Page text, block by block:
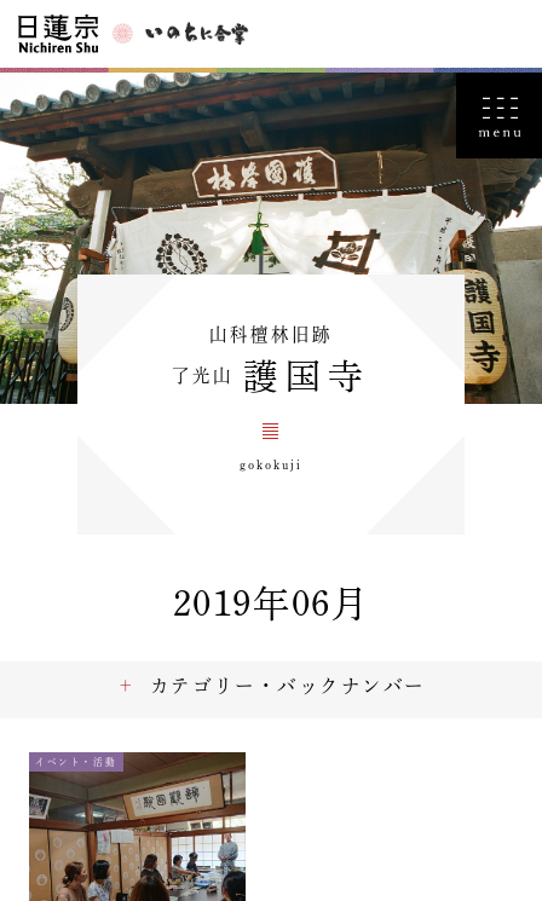
山科檀林旧跡
了光山 護国寺
gokokuji
2019年06月
イベント・活動
カテゴリー・バックナンバー